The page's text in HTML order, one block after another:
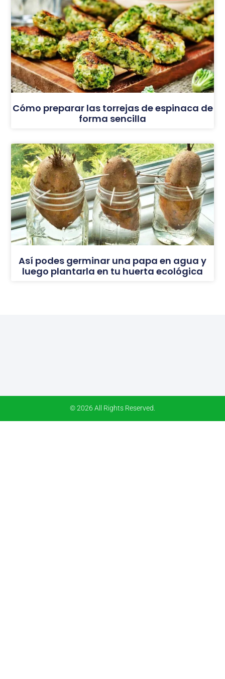
Cómo preparar las torrejas de espinaca de
forma sencilla
Así podes germinar una papa en agua y
luego plantarla en tu huerta ecológica
© 2026 All Rights Reserved.